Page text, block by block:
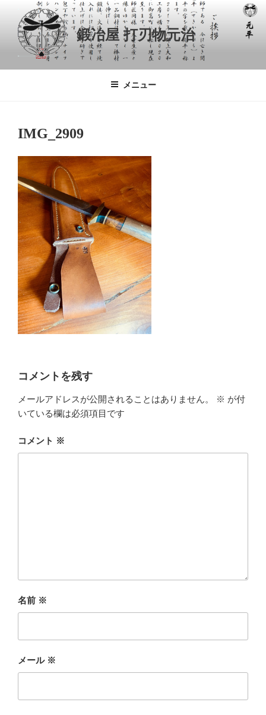
鍛冶屋 打刃物元治
メニュー
IMG_2909
コメントを残す
メールアドレスが公開されることはありません。 ※ が付
いている欄は必須項目です
コメント ※
名前 ※
メール ※